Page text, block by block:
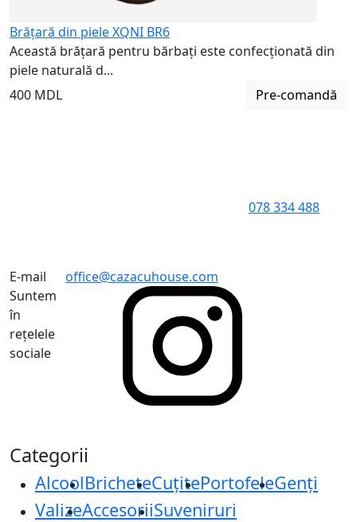
Brățară din piele XQNI BR6
Această brățară pentru bărbați este confecționată din
piele naturală d...
400 MDL
Pre-comandă
078 334 488
E-mail
office@cazacuhouse.com
Suntem
în
rețelele
sociale
Categorii
AlcoolBricheteCuțitePortofeleGenți
ValizeAccesoriiSuveniruri